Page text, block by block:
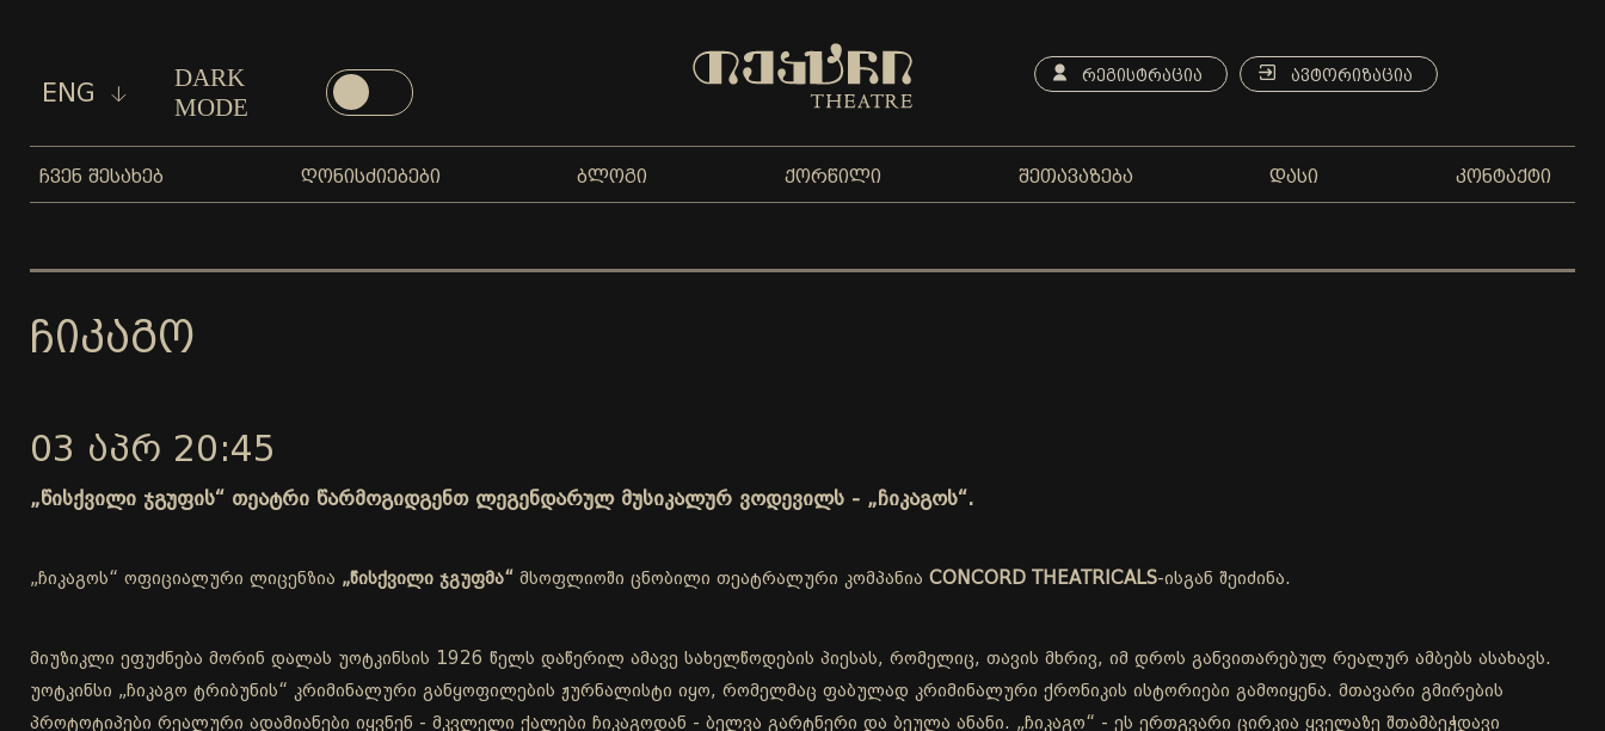
ENG
DARK
MODE
ᲠᲔᲒᲘᲡᲢᲠᲐᲪᲘᲐ ᲐᲕᲢᲝᲠᲘᲖᲐᲪᲘᲐ
ᲩᲕᲔᲜ ᲨᲔᲡᲐᲮᲔᲑ ᲦᲝᲜᲘᲡᲫᲘᲔᲑᲔᲑᲘ ᲑᲚᲝᲒᲘ ᲥᲝᲠᲬᲘᲚᲘ ᲨᲔᲗᲐᲕᲐᲖᲔᲑᲐ ᲓᲐᲡᲘ ᲙᲝᲜᲢᲐᲥᲢᲘ
ᲩᲘᲙᲐᲒᲝ
03 ᲐᲞᲠ 20:45
„წისქვილი ჯგუფის“ თეატრი წარმოგიდგენთ ლეგენდარულ მუსიკალურ ვოდევილს - „ჩიკაგოს“.
„ჩიკაგოს“ ოფიციალური ლიცენზია „წისქვილი ჯგუფმა“ მსოფლიოში ცნობილი თეატრალური კომპანია CONCORD THEATRICALS-ისგან შეიძინა.
მიუზიკლი ეფუძნება მორინ დალას უოტკინსის 1926 წელს დაწერილ ამავე სახელწოდების პიესას, რომელიც, თავის მხრივ, იმ დროს განვითარებულ რეალურ ამბებს ასახავს.
უოტკინსი „ჩიკაგო ტრიბუნის“ კრიმინალური განყოფილების ჟურნალისტი იყო, რომელმაც ფაბულად კრიმინალური ქრონიკის ისტორიები გამოიყენა. მთავარი გმირების
პროტოტიპები რეალური ადამიანები იყვნენ - მკვლელი ქალები ჩიკაგოდან - ბელვა გარტნერი და ბეულა ანანი. „ჩიკაგო“ - ეს ერთგვარი ცირკია ყველაზე შთამბეჭდავი